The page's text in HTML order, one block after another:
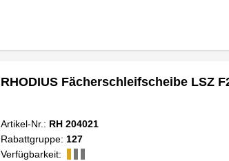
RHODIUS Fächerschleifscheibe LSZ
Artikel-Nr.: RH 204021
Rabattgruppe: 127
Verfügbarkeit: